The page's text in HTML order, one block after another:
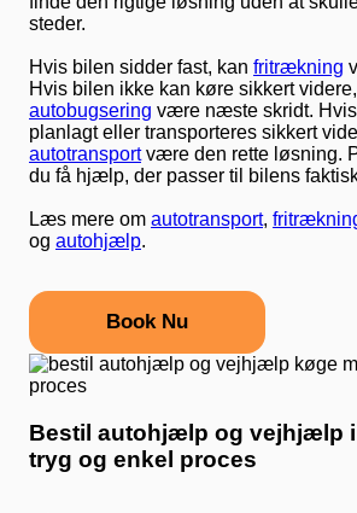
steder.
Hvis bilen sidder fast, kan fritrækning
Hvis bilen ikke kan køre sikkert
autobugsering være næste skridt.
planlagt eller transporteres sikkert
autotransportvære den rette løsning.
du få hjælp, der passer til bilens
Læs mere om autotransport,
og autohjælp.
Book Nu
Bestil autohjælp og vejhjælp i
tryg og enkel proces